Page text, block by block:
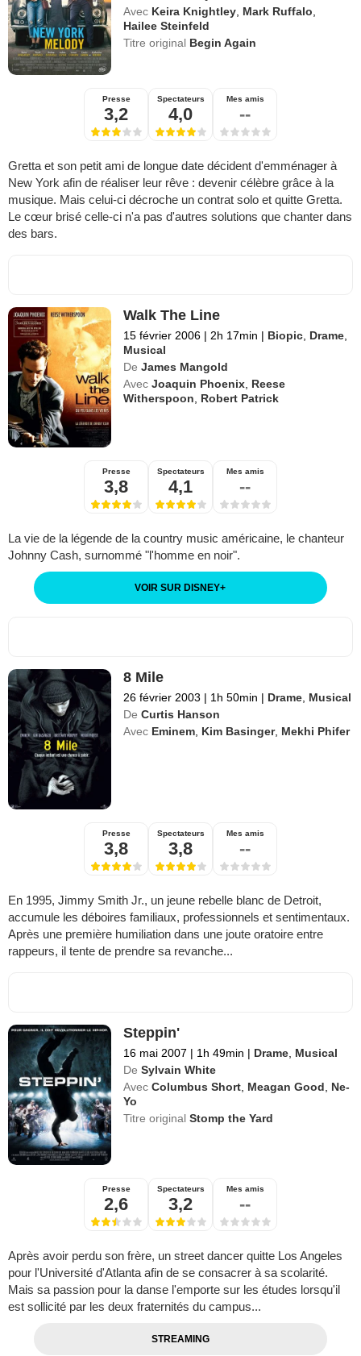
Avec Keira Knightley, Mark Ruffalo,
Hailee Steinfeld
Titre original Begin Again
Presse
3,2
Spectateurs
4,0
Mes amis
--
Gretta et son petit ami de longue date décident d'emménager à
New York afin de réaliser leur rêve : devenir célèbre grâce à la
musique. Mais celui-ci décroche un contrat solo et quitte Gretta.
Le cœur brisé celle-ci n'a pas d'autres solutions que chanter dans
des bars.
Walk The Line
15 février 2006 | 2h 17min | Biopic, Drame,
Musical
De James Mangold
Avec Joaquin Phoenix, Reese
Witherspoon, Robert Patrick
Presse
3,8
Spectateurs
4,1
Mes amis
--
La vie de la légende de la country music américaine, le chanteur
Johnny Cash, surnommé "l'homme en noir".
VOIR SUR DISNEY+
8 Mile
26 février 2003 | 1h 50min | Drame Musical
De Curtis Hanson
Avec Eminem Kim Basinger, Mekhi Phifer
Presse
3,8
Spectateurs
3,8
Mes amis
--
En 1995, Jimmy Smith Jr., un jeune rebelle blanc de Detroit,
accumule les déboires familiaux, professionnels et sentimentaux.
Après une première humiliation dans une joute oratoire entre
rappeurs, il tente de prendre sa revanche...
Steppin'
16 mai 2007 | 1h 49min | Drame Musical
De Sylvain White
Avec Columbus Short Meagan Good
Ne-
Yo
Titre originalStomp the Yard
Presse
2,6
Spectateurs
3,2
Mes amis
--
Après avoir perdu son frère, un street dancer quitte Los Angeles
pour l'Université d'Atlanta afin de se consacrer à sa scolarité.
Mais sa passion pour la danse l'emporte sur les études lorsqu'il
est sollicité par les deux fraternités du campus...
STREAMING